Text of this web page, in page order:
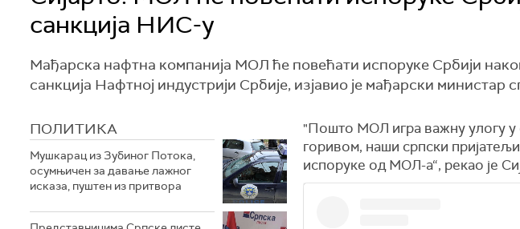
санкција НИС-у
Мађарска нафтна компанија МОЛ ће повећати испоруке Србији
санкција Нафтној индустрији Србије, изјавио је мађарски
ПОЛИТИКА
Мушкарац из Зубиног Потока,
осумњичен за давање лажног
исказа, пуштен из притвора
"Пошто МОЛ игра важну улогу у
горивом, наши српски
испоруке од МОЛ-а“, рекао је